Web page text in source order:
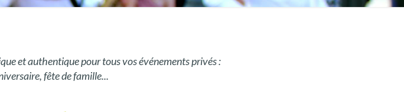
et authentique pour tous vos événements privés :
fête de famille...